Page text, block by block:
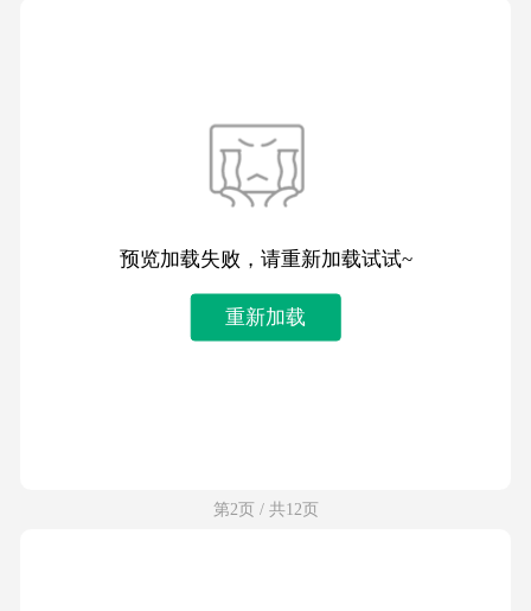
预览加载失败，请重新加载试试~
重新加载
第2页 / 共12页